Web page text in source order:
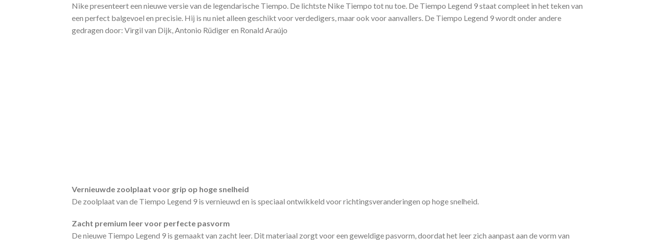
Nike presenteert een nieuwe versie van de legendarische Tiempo. De lichtste Nike Tiempo tot nu toe. De Tiempo Legend 9 staat compleet in het teken van
een perfect balgevoel en precisie. Hij is nu niet alleen geschikt voor verdedigers, maar ook voor aanvallers. De Tiempo Legend 9 wordt onder andere
gedragen door: Virgil van Dijk, Antonio Rüdiger en Ronald Araújo
Vernieuwde zoolplaat voor grip op hoge snelheid
De zoolplaat van de Tiempo Legend 9 is vernieuwd en is speciaal ontwikkeld voor richtingsveranderingen op hoge snelheid.
Zacht premium leer voor perfecte pasvorm
De nieuwe Tiempo Legend 9 is gemaakt van zacht leer. Dit materiaal zorgt voor een geweldige pasvorm, doordat het leer zich aanpast aan de vorm van